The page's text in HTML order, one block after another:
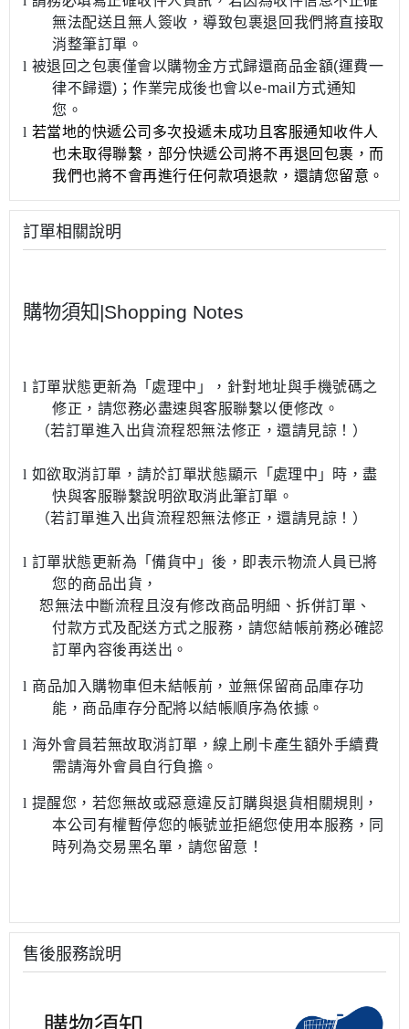
無法配送且無人簽收，導致包裹退回我們將直接取
消整筆訂單。
l 被退回之包裹僅會以購物金方式歸還商品金額(運費一
律不歸還) ；作業完成後也會以e-mail 方式通知
您。
l 若當地的快遞公司多次投遞未成功且客服通知收件人
也未取得聯繫，部分快遞公司將不再退回包裹，而
我們也將不會再進行任何款項退款，還請您留意。
訂單相關說明
購物須知 |Shopping Notes
l 訂單狀態更新為 「 處理中 」
，針對地址與手機號碼之
修正，請您務必盡速與客服聯繫以便修改。
（若訂單進入出貨流程恕無法修正，還請見諒！）
l 如欲取消訂單，請於訂單狀態顯示 「 處理中 」
時，盡
快與客服聯繫說明欲取消此筆訂單。
（若訂單進入出貨流程恕無法修正，還請見諒！）
l 訂單狀態更新為 「備貨中 」 後，即表示物流人員已將
您的商品出貨，
恕無法中斷流程且沒有修改商品明細、拆併訂單、
付款方式及配送方式之服務，請您結帳前務必確認
訂單內容後再送出。
l 商品加入購物車但未結帳前，並無保留商品庫存功
能，商品庫存分配將以結帳順序為依據。
l 海外會員若無故取消訂單，線上刷卡產生額外手續費
需請海外會員自行負擔。
l 提醒您，若您無故或惡意違反訂購與退貨相關規則，
本公司有權暫停您的帳號並拒絕您使用本服務，同
時列為交易黑名單，請您留意！
售後服務說明